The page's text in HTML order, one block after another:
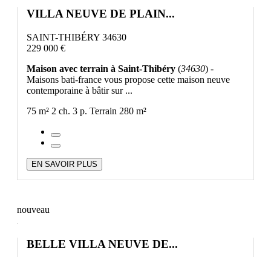
VILLA NEUVE DE PLAIN...
SAINT-THIBÉRY 34630
229 000 €
Maison avec terrain à Saint-Thibéry (34630) -
Maisons bati-france vous propose cette maison neuve
contemporaine à bâtir sur ...
75 m² 2 ch. 3 p. Terrain 280 m²
EN SAVOIR PLUS
nouveau
BELLE VILLA NEUVE DE...